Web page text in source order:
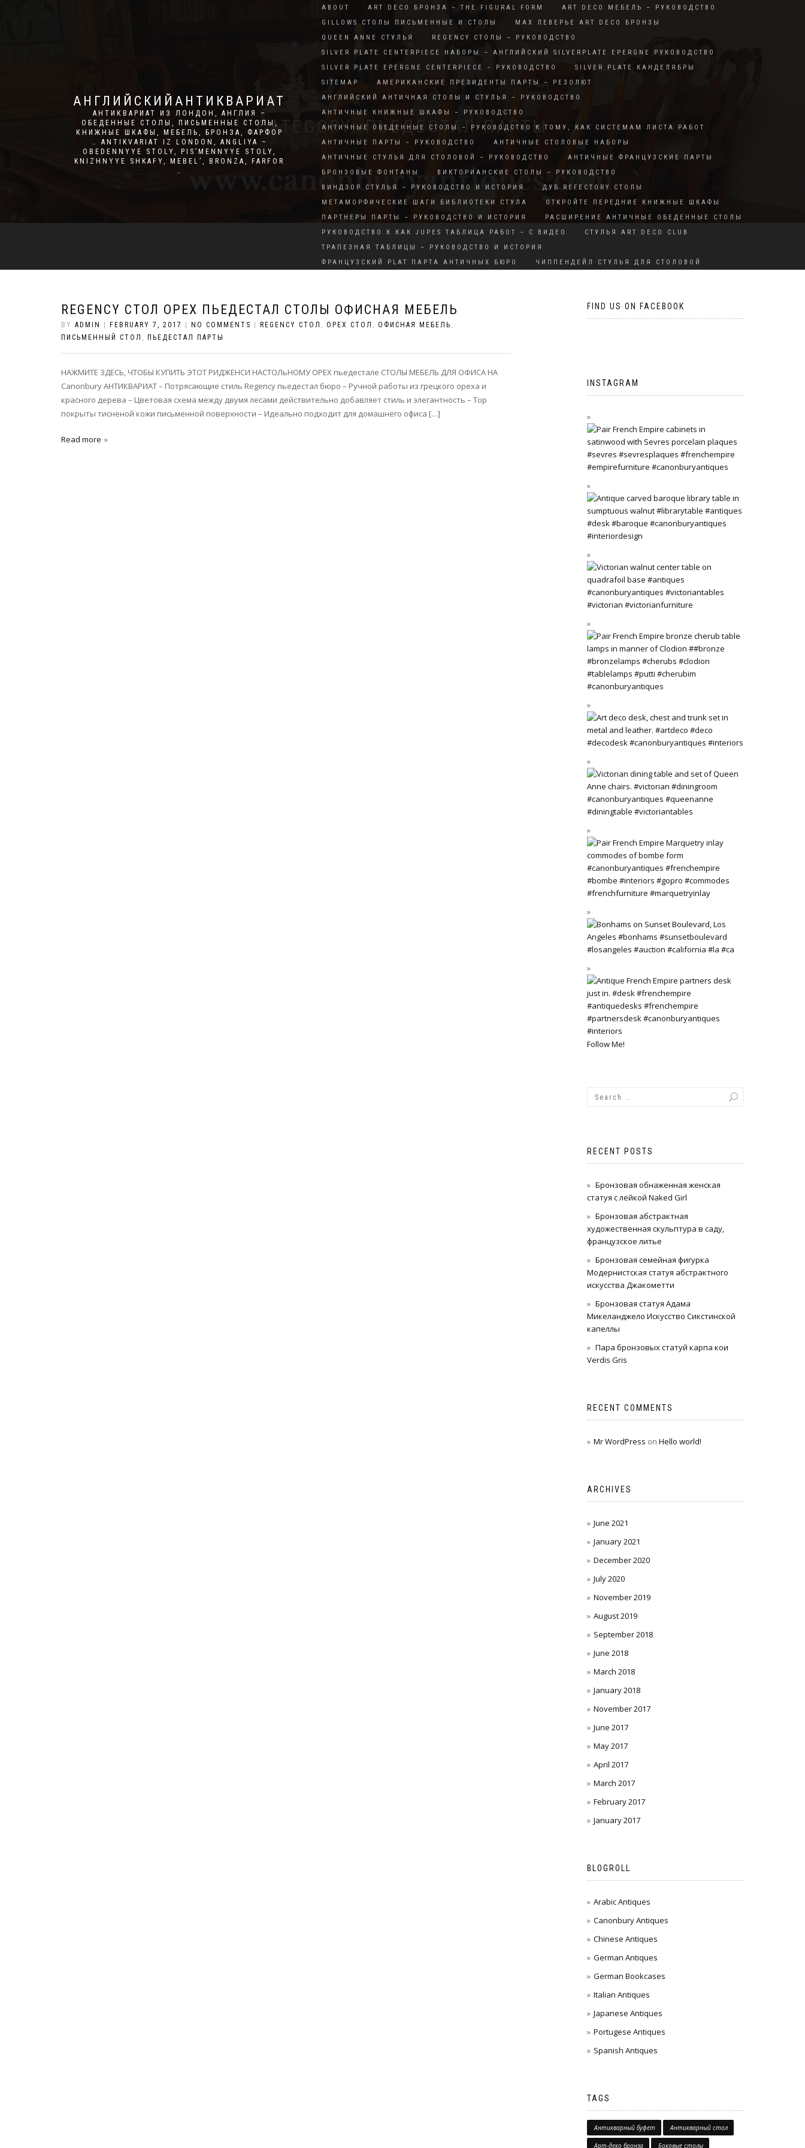
АНГЛИЙСКИЙАНТИКВАРИАТ
АНТИКВАРИАТ ИЗ ЛОНДОН, АНГЛИЯ –
ОБЕДЕННЫЕ СТОЛЫ, ПИСЬМЕННЫЕ СТОЛЫ,
КНИЖНЫЕ ШКАФЫ, МЕБЕЛЬ, БРОНЗА, ФАРФОР
… ANTIKVARIAT IZ LONDON, ANGLIYA –
OBEDENNYYE STOLY, PIS’MENNYYE STOLY,
KNIZHNYYE SHKAFY, MEBEL’, BRONZA, FARFOR
…
ABOUT ART DECO БРОНЗА – THE FIGURAL FORM
ART DECO МЕБЕЛЬ – РУКОВОДСТВО
GILLOWS СТОЛЫ ПИСЬМЕННЫЕ И СТОЛЫ
MAX ЛЕВЕРЬЕ ART DECO БРОНЗЫ
QUEEN ANNE СТУЛЬЯ
REGENCY СТОЛЫ – РУКОВОДСТВО
SILVER PLATE CENTERPIECE НАБОРЫ – АНГЛИЙСКИЙ SILVERPLATE EPERGNE РУКОВОДСТВО
SILVER PLATE EPERGNE CENTERPIECE – РУКОВОДСТВО
SILVER PLATE КАНДЕЛЯБРЫ
SITEMAP
АМЕРИКАНСКИЕ ПРЕЗИДЕНТЫ ПАРТЫ – РЕЗОЛЮТ
АНГЛИЙСКИЙ АНТИЧНАЯ СТОЛЫ И СТУЛЬЯ – РУКОВОДСТВО
АНТИЧНЫЕ КНИЖНЫЕ ШКАФЫ – РУКОВОДСТВО
АНТИЧНЫЕ ОБЕДЕННЫЕ СТОЛЫ – РУКОВОДСТВО К ТОМУ, КАК СИСТЕМАМ ЛИСТА РАБОТ
АНТИЧНЫЕ ПАРТЫ – РУКОВОДСТВО
АНТИЧНЫЕ СТОЛОВЫЕ НАБОРЫ
АНТИЧНЫЕ СТУЛЬЯ ДЛЯ СТОЛОВОЙ – РУКОВОДСТВО
АНТИЧНЫЕ ФРАНЦУЗСКИЕ ПАРТЫ
БРОНЗОВЫЕ ФОНТАНЫ
ВИКТОРИАНСКИЕ СТОЛЫ – РУКОВОДСТВО
ВИНДЗОР СТУЛЬЯ – РУКОВОДСТВО И ИСТОРИЯ
ДУБ REFECTORY СТОЛЫ
МЕТАМОРФИЧЕСКИЕ ШАГИ БИБЛИОТЕКИ СТУЛА
ОТКРОЙТЕ ПЕРЕДНИЕ КНИЖНЫЕ ШКАФЫ
ПАРТНЕРЫ ПАРТЫ – РУКОВОДСТВО И ИСТОРИЯ
РАСШИРЕНИЕ АНТИЧНЫЕ ОБЕДЕННЫЕ СТОЛЫ
РУКОВОДСТВО К КАК JUPES ТАБЛИЦА РАБОТ – С ВИДЕО
СТУЛЬЯ ART DECO CLUB
ТРАПЕЗНАЯ ТАБЛИЦЫ – РУКОВОДСТВО И ИСТОРИЯ
ФРАНЦУЗСКИЙ PLAT ПАРТА АНТИЧНЫХ БЮРО
ЧИППЕНДЕЙЛ СТУЛЬЯ ДЛЯ СТОЛОВОЙ
CATEGORY: ПЬЕДЕСТАЛ ПАРТЫ
REGENCY СТОЛ ОРЕХ ПЬЕДЕСТАЛ СТОЛЫ ОФИСНАЯ МЕБЕЛЬ
BY ADMIN FEBRUARY 7, 2017 NO COMMENTS REGENCY СТОЛ , ОРЕХ СТОЛ , ОФИСНАЯ МЕБЕЛЬ ,
ПИСЬМЕННЫЙ СТОЛ , ПЬЕДЕСТАЛ ПАРТЫ
НАЖМИТЕ ЗДЕСЬ, ЧТОБЫ КУПИТЬ ЭТОТ РИДЖЕНСИ НАСТОЛьНОМУ ОРЕХ пьедестале СТОЛЫ МЕБЕЛЬ ДЛЯ ОФИСА НА
Canonbury АНТИКВАРИАТ – Потрясающие стиль Regency пьедестал бюро – Ручной работы из грецкого ореха и
красного дерева – Цветовая схема между двумя лесами действительно добавляет стиль и элегантность – Top
покрыты тисненой кожи письменной поверхности – Идеально подходит для домашнего офиса […]
Read more
FIND US ON FACEBOOK
INSTAGRAM
Follow Me!
RECENT POSTS
Бронзовая обнаженная женская
статуя с лейкой Naked Girl
Бронзовая абстрактная
художественная скульптура в саду,
французское литье
Бронзовая семейная фигурка
Модернистская статуя абстрактного
искусства Джакометти
Бронзовая статуя Адама
Микеланджело Искусство Сикстинской
капеллы
Пара бронзовых статуй карпа кои
Verdis Gris
RECENT COMMENTS
Mr WordPress on Hello world!
ARCHIVES
June 2021
January 2021
December 2020
July 2020
November 2019
August 2019
September 2018
June 2018
March 2018
January 2018
November 2017
June 2017
May 2017
April 2017
March 2017
February 2017
January 2017
BLOGROLL
Arabic Antiques
Canonbury Antiques
Chinese Antiques
German Antiques
German Bookcases
Italian Antiques
Japanese Antiques
Portugese Antiques
Spanish Antiques
TAGS
Антикварный буфет Антикварный стол
Арт-деко бронза Боковые столы